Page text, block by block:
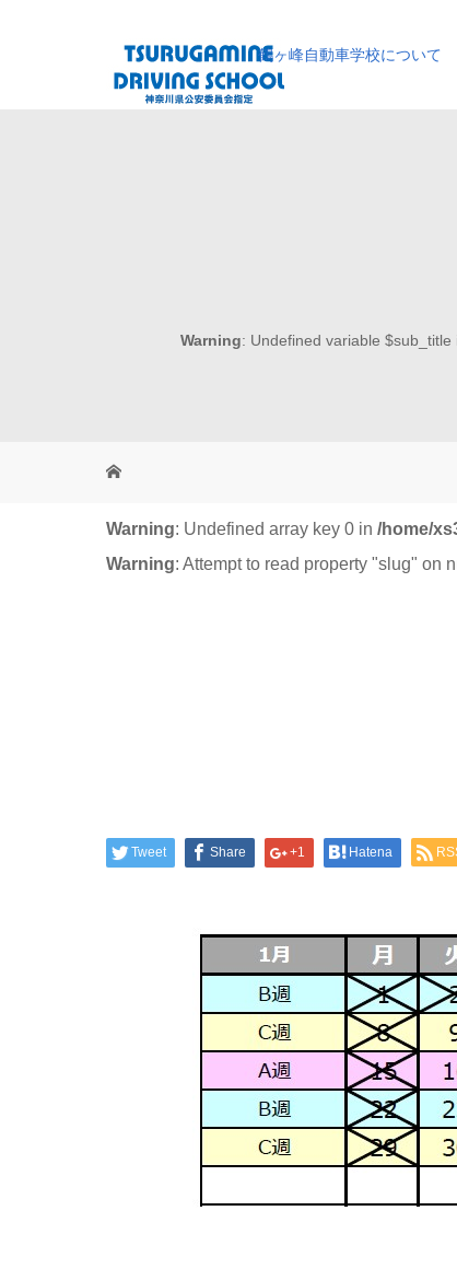
鶴ヶ峰自動車学校について
Warning: Undefined variable $sub_title
Warning: Undefined array key 0 in /home/
Warning: Attempt to read property "slug" on
Tweet Share +1 Hatena